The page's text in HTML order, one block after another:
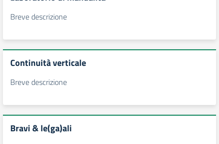
Breve descrizione
Continuità verticale
Breve descrizione
Bravi & le(ga)ali